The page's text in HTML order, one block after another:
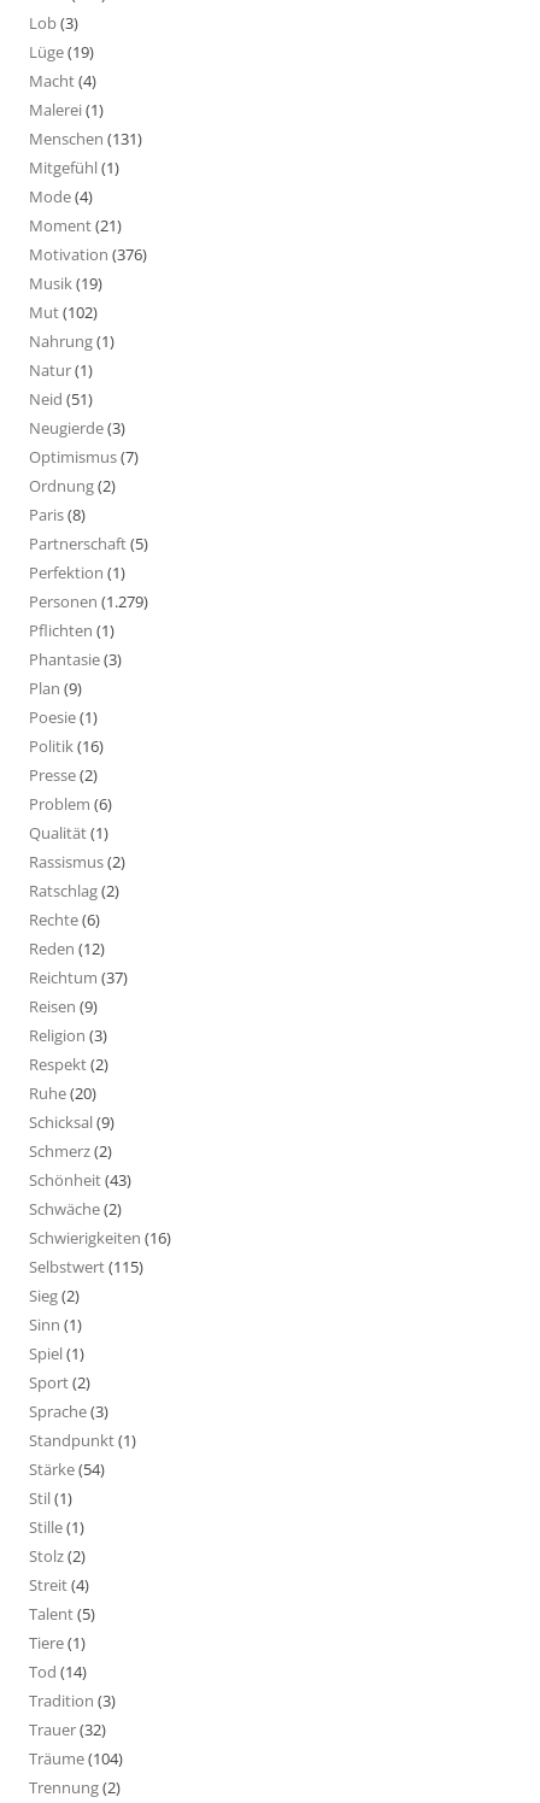
Lob(3)
Lüge(19)
Macht(4)
Malerei(1)
Menschen (131)
Mitgefühl(1)
Mode(4)
Moment(21)
Motivation (376)
Musik(19)
Mut(102)
Nahrung(1)
Natur(1)
Neid (51)
Neugierde(3)
Optimismus(7)
Ordnung(2)
Paris(8)
Partnerschaft(5)
Perfektion (1)
Personen (1.279)
Pflichten (1)
Phantasie(3)
Plan (9)
Poesie(1)
Politik(16)
Presse(2)
Problem (6)
Qualität(1)
Rassismus(2)
Ratschlag(2)
Rechte(6)
Reden (12)
Reichtum (37)
Reisen (9)
Religion (3)
Respekt(2)
Ruhe(20)
Schicksal(9)
Schmerz(2)
Schönheit(43)
Schwäche(2)
Schwierigkeiten (16)
Selbstwert(115)
Sieg(2)
Sinn (1)
Spiel(1)
Sport(2)
Sprache(3)
Standpunkt(1)
Stärke(54)
Stil(1)
Stille(1)
Stolz(2)
Streit(4)
Talent(5)
Tiere(1)
Tod (14)
Tradition (3)
Trauer(32)
Träume(104)
Trennung(2)